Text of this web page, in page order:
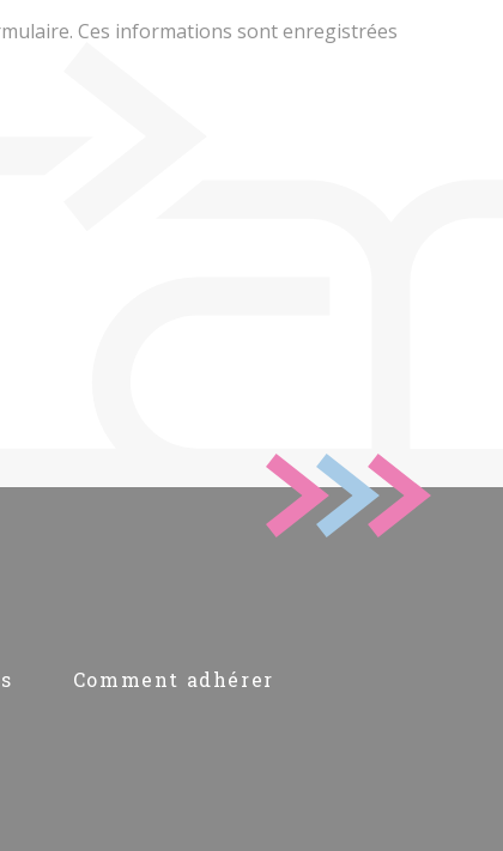
Ces informations sont enregistrées
Comment adhérer